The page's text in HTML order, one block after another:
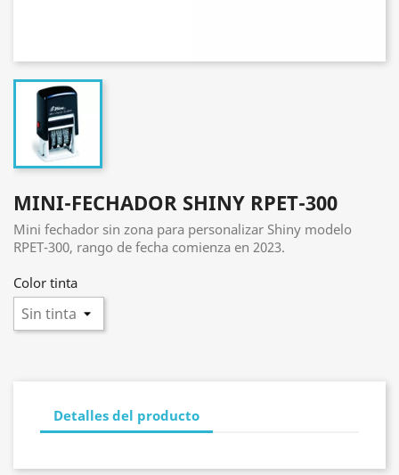
MINI-FECHADOR SHINY RPET-300
Mini fechador sin zona para personalizar Shiny modelo
RPET-300, rango de fecha comienza en 2023.
Color tinta
Detalles del producto